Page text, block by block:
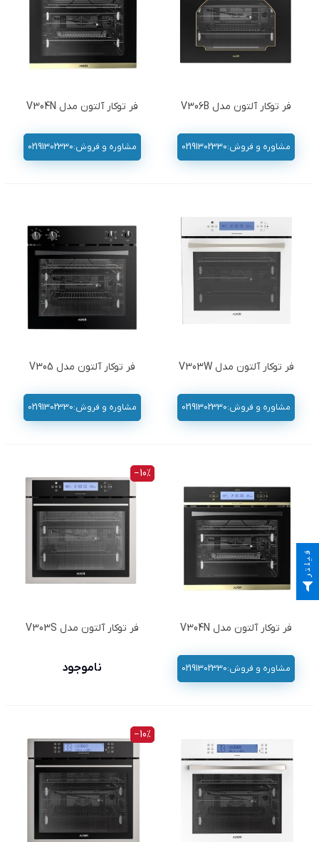
فر توکار آلتون مدل V306B
مشاوره و فروش:02191302330
فر توکار آلتون مدل V304N
مشاوره و فروش:02191302330
فر توکار آلتون مدل V303W
مشاوره و فروش:02191302330
فر توکار آلتون مدل V305
مشاوره و فروش:02191302330
فر توکار آلتون مدل V304N
مشاوره و فروش:02191302330
‎−10%
فر توکار آلتون مدل V303S
ناموجود
‎−10%
فیلتر